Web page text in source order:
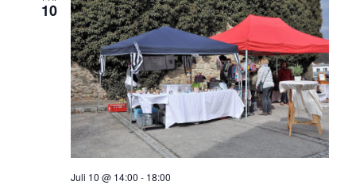
10
Juli 10 @ 14:00 - 18:00